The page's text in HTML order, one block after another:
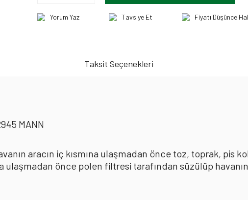
Yorum Yaz Tavsiye Et Fiyatı Düşünce
Taksit Seçenekleri
MANN
aracın iç kısmına ulaşmadan önce toz, toprak, pis
ulaşmadan önce polen filtresi tarafından süzülüp